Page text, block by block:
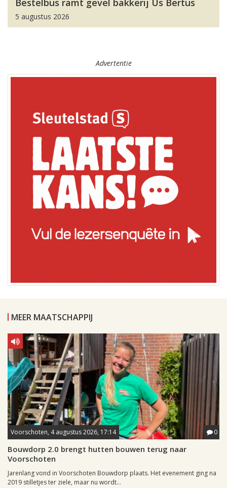
Bestelbus ramt gevel bakkerij Us Bertus
5 augustus 2026
Advertentie
MEER MAATSCHAPPIJ
Voorschoten, 4 augustus 2026, 17:14 0
Bouwdorp 2.0 brengt hutten bouwen terug naar
Voorschoten
Jarenlang vond in Voorschoten Bouwdorp plaats. Het evenement ging na
2019 stilletjes ter ziele, maar nu wordt...